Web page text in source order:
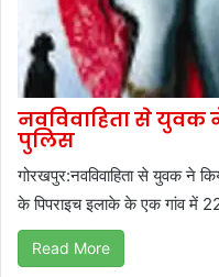
नवविवाहिता से युवक
पुलिस
गोरखपुर:नवविवाहिता से युवक ने
के पिपराइच इलाके के एक गांव में
Read More